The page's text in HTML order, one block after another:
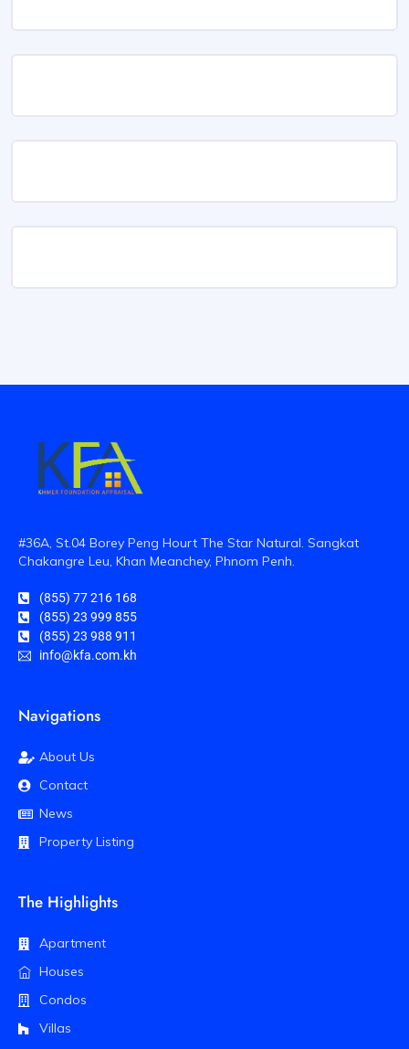
#36A, St.04 Borey Peng Hourt The Star Natural. Sangkat
Chakangre Leu, Khan Meanchey, Phnom Penh.
(855) 77 216 168
(855) 23 999 855
(855) 23 988 911
info@kfa.com.kh
Navigations
About Us
Contact
News
Property Listing
The Highlights
Apartment
Houses
Condos
Villas